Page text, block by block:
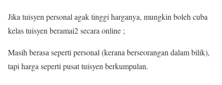
Jika tuisyen personal agak tinggi harganya, mungkin boleh cuba
kelas tuisyen beramai2 secara online ;
Masih berasa seperti personal (kerana berseorangan dalam bilik),
tapi harga seperti pusat tuisyen berkumpulan.